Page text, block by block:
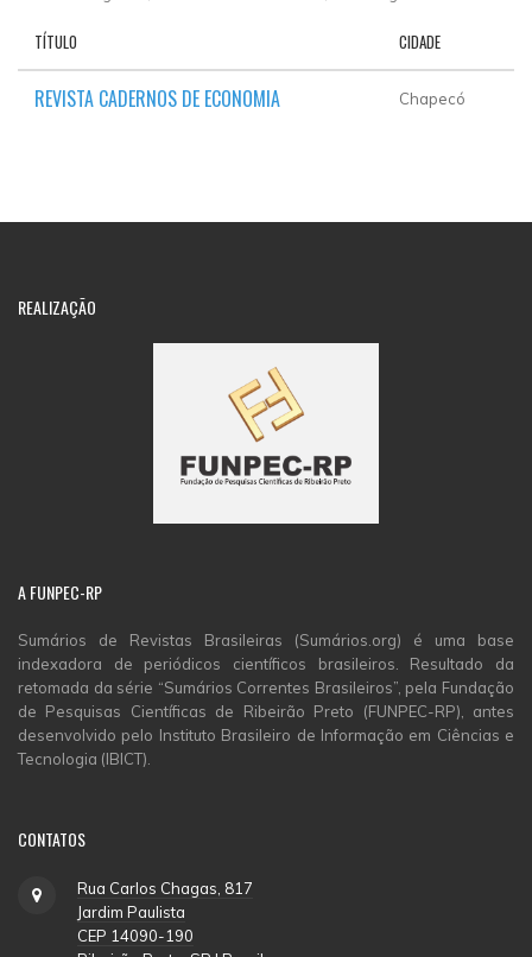
TÍTULO CIDADE
REVISTA CADERNOS DE ECONOMIA Chapecó
REALIZAÇÃO
AFUNPEC-RP
Sumários de Revistas Brasileiras (Sumários.org) é uma base
indexadora de periódicos científicos brasileiros. Resultado da
retomada da série “Sumários Correntes Brasileiros”, pela Fundação
de Pesquisas Científicas de Ribeirão Preto (FUNPEC-RP), antes
desenvolvido pelo Instituto Brasileiro de Informação em Ciências e
Tecnologia (IBICT).
CONTATOS
Rua Carlos Chagas, 817
Jardim Paulista
CEP 14090-190